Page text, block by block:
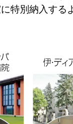
特別納入する